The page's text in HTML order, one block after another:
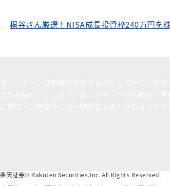
桐谷さん厳選！NISA成長投資枠240万円を
楽天証券© Rakuten Securities,Inc. All Rights Reserved.